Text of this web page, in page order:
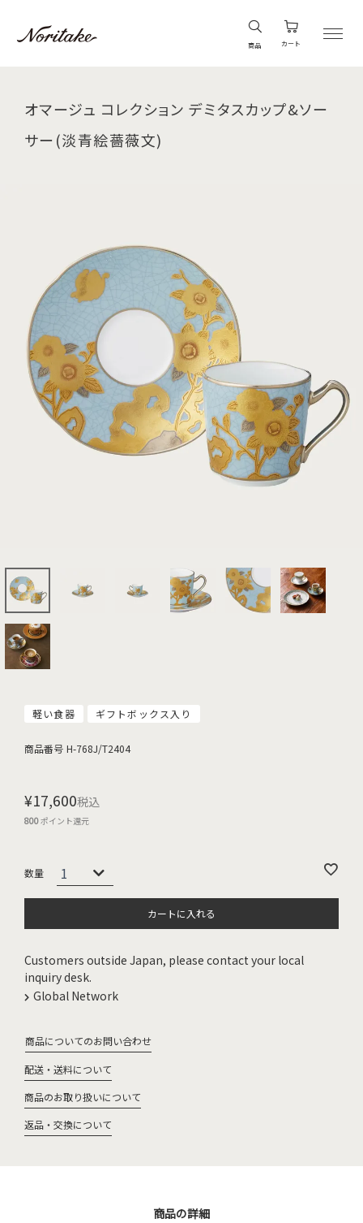
商品 カート
オマージュ コレクション デミタスカップ&ソー
サー(淡青絵薔薇文)
軽い食器 ギフトボックス入り
商品番号 H-768J/T2404
¥17,600税込
800ポイント還元
カートに入れる
Customers outside Japan, please contact your local
inquiry desk.
Global Network
商品についてのお問い合わせ
配送・送料について
商品のお取り扱いについて
返品・交換について
商品の詳細